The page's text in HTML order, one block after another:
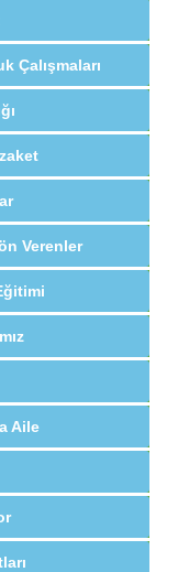
Çalışmaları
Verenler
Aile